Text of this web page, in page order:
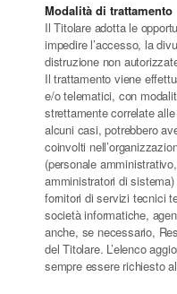
Modalità di trattamento
Il Titolare adotta le
impedire l’accesso, la
distruzione non
Il trattamento viene
e/o telematici, con
strettamente correlate
alcuni casi, potrebbero
coinvolti
(personale
amministratori di
fornitori di servizi tecnici
società informatiche,
anche, se necessario,
del Titolare. L’elenco
sempre essere richiesto